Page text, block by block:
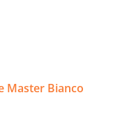
Master Bianco